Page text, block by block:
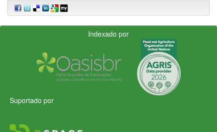
Indexado por
Suportado por